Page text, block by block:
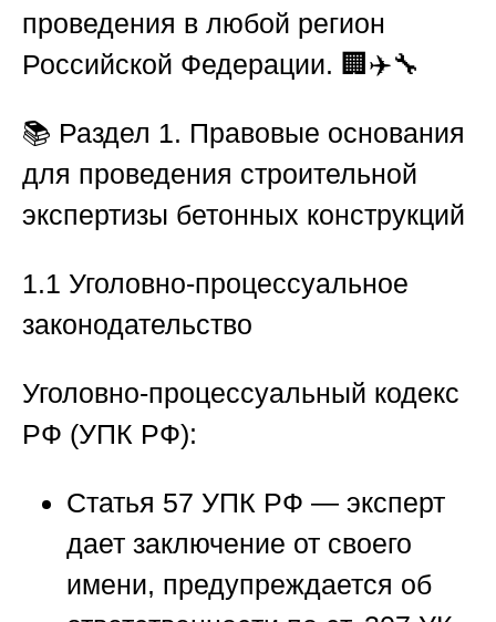
проведения в любой регион
Российской Федерации. 🏢✈️🔧
📚 Раздел 1. Правовые основания
для проведения строительной
экспертизы бетонных конструкций
1.1 Уголовно-процессуальное
законодательство
Уголовно-процессуальный кодекс
РФ (УПК РФ):
Статья 57 УПК РФ — эксперт
дает заключение от своего
имени, предупреждается об